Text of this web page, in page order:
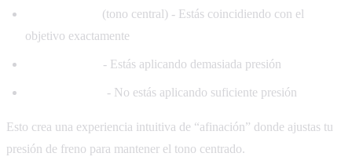
(tono central) - Estás coincidiendo con el
objetivo exactamente
- Estás aplicando demasiada presión
- No estás aplicando suficiente presión
Esto crea una experiencia intuitiva de “afinación” donde ajustas tu
presión de freno para mantener el tono centrado.